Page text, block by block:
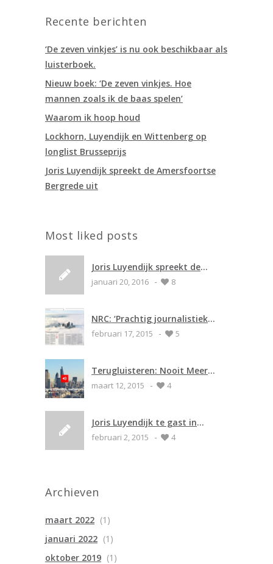
Recente berichten
‘De zeven vinkjes’ is nu ook beschikbaar als
luisterboek.
Nieuw boek: ‘De zeven vinkjes. Hoe
mannen zoals ik de baas spelen’
Waarom ik hoop houd
Lockhorn, Luyendijk en Wittenberg op
longlist Brusseprijs
Joris Luyendijk spreekt de Amersfoortse
Bergrede uit
Most liked posts
Joris Luyendijk spreekt de
Amersfoortse Bergrede uit
januari 20, 2016 - 8
NRC: ‘Prachtig journalistiek
werk’ ****
februari 17, 2015 - 5
Terugluisteren: Nooit Meer
Slapen (radio 1)
maart 12, 2015 - 4
Joris Luyendijk te gast in
Emmen
februari 2, 2015 - 4
Archieven
maart 2022 (1)
januari 2022 (1)
oktober 2019 (1)